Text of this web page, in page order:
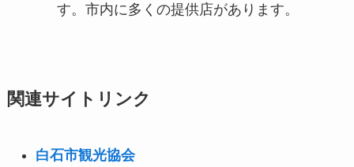
す。市内に多くの提供店があります。
関連サイトリンク
白石市観光協会